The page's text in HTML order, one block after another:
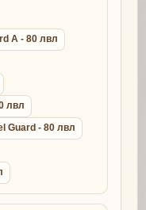
A - 80 лвл
лвл
Guard - 80 лвл